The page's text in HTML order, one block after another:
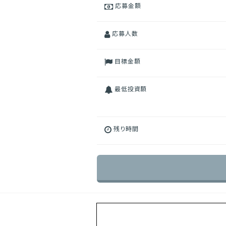
応募金額
応募人数
目標金額
最低投資額
残り時間